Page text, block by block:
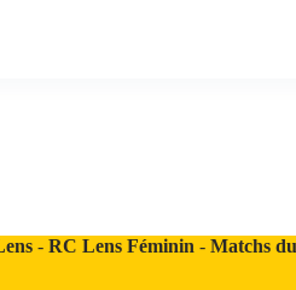
- RC Lens Féminin - Matchs